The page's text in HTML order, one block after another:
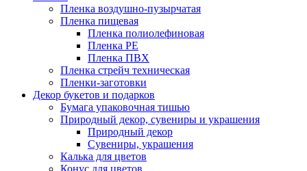
Пленка воздушно-пузырчатая
Пленка пищевая
Пленка полиолефиновая
Пленка PE
Пленка ПВХ
Пленка стрейч техническая
Пленки-заготовки
Декор букетов и подарков
Бумага упаковочная тишью
Природный декор, сувениры и украшения
Природный декор
Сувениры, украшения
Калька для цветов
Конус для цветов